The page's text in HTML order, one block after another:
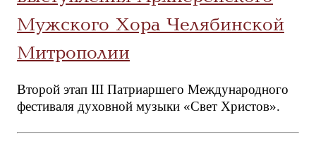
Мужского Хора Челябинской
Митрополии
Второй этап III Патриаршего Международного
фестиваля духовной музыки «Свет Христов».